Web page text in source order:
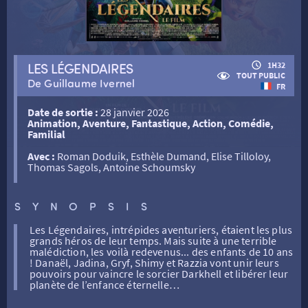
RETOUR
SÉANCES SPÉCIALES
THÉ CINÉ
ATELIERS PRATIQUES
RETOUR
D’ACTUALITÉS
HISTORIQUE
RETOUR
NOS SALLES
LES LÉGENDAIRES
De Guillaume Ivernel
1H32
TOUT PUBLIC
FR
Date de sortie : 28 janvier 2026
Animation, Aventure, Fantastique, Action, Comédie,
Familial
Avec : Roman Doduik, Esthèle Dumand, Elise Tilloloy,
Thomas Sagols, Antoine Schoumsky
SYNOPSIS
Les Légendaires, intrépides aventuriers, étaient les plus
grands héros de leur temps. Mais suite à une terrible
malédiction, les voilà redevenus... des enfants de 10 ans
! Danaël, Jadina, Gryf, Shimy et Razzia vont unir leurs
pouvoirs pour vaincre le sorcier Darkhell et libérer leur
planète de l’enfance éternelle…